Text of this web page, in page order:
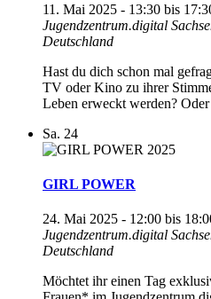
11. Mai 2025 - 13:30 bis
Jugendzentrum.digital
Deutschland
Hast du dich schon mal
TV oder Kino zu ihrer
Leben erweckt werden?
Sa. 24
GIRL POWER
24. Mai 2025 - 12:00 bis
Jugendzentrum.digital
Deutschland
Möchtet ihr einen Tag